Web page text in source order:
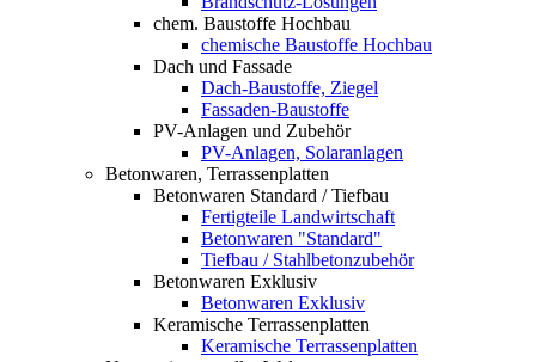
chem. Baustoffe Hochbau
chemische Baustoffe Hochbau
Dach und Fassade
Dach-Baustoffe, Ziegel
Fassaden-Baustoffe
PV-Anlagen und Zubehör
PV-Anlagen, Solaranlagen
Betonwaren, Terrassenplatten
Betonwaren Standard / Tiefbau
Fertigteile Landwirtschaft
Betonwaren "Standard"
Tiefbau / Stahlbetonzubehör
Betonwaren Exklusiv
Betonwaren Exklusiv
Keramische Terrassenplatten
Keramische Terrassenplatten